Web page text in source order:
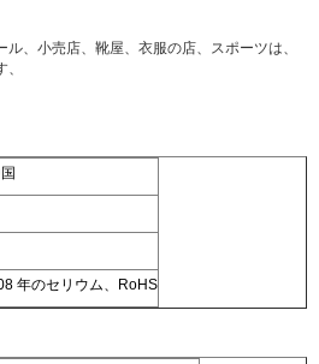
、小売店、靴屋、衣服の店、スポーツは、
年のセリウム、RoHS